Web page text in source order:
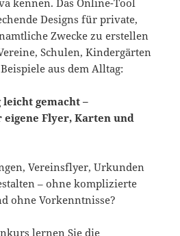
Designs für private,
Zwecke zu erstellen
Schulen, Kindergärten
aus dem Alltag:
gemacht –
Flyer, Karten und
Vereinsflyer, Urkunden
– ohne komplizierte
ohne Vorkenntnisse?
lernen Sie die